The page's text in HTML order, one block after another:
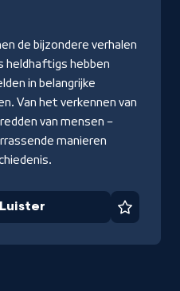
de bijzondere verhalen
heldhaftigs hebben
in belangrijke
Van het verkennen van
van mensen –
manieren